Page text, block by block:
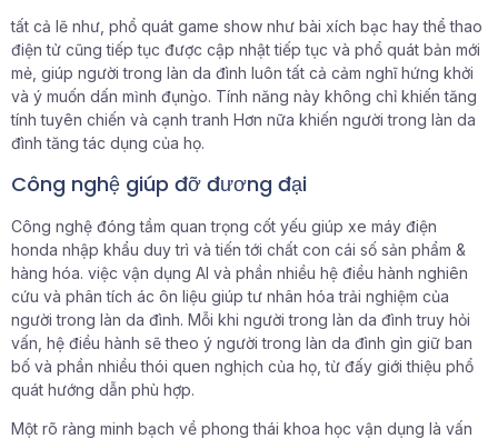
tất cả lẽ như, phổ quát game show như bài xích bạc hay thể thao
điện tử cũng tiếp tục được cập nhật tiếp tục và phổ quát bản mới
mẻ, giúp người trong làn da đình luôn tất cả cảm nghĩ hứng khởi
và ý muốn dấn mình đụng̀o. Tính năng này không chỉ khiến tăng
tính tuyên chiến và cạnh tranh Hơn nữa khiến người trong làn da
đình tăng tác dụng của họ.
Công nghệ giúp đỡ đương đại
Công nghệ đóng tầm quan trọng cốt yếu giúp xe máy điện
honda nhập khẩu duy trì và tiến tới chất con cái số sản phẩm &
hàng hóa. việc vận dụng AI và phần nhiều hệ điều hành nghiên
cứu và phân tích ác ôn liệu giúp tư nhân hóa trải nghiệm của
người trong làn da đình. Mỗi khi người trong làn da đình truy hỏi
vấn, hệ điều hành sẽ theo ý người trong làn da đình gìn giữ ban
bố và phần nhiều thói quen nghịch của họ, từ đấy giới thiệu phổ
quát hướng dẫn phù hợp.
Một rõ ràng minh bạch về phong thái khoa học vận dụng là vấn